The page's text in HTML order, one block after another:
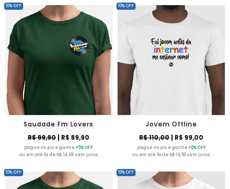
Saudade Fm Lovers
R$ 99,90| R$ 89,90
pague no pix e ganhe+5% OFF
ou em até 6x de R$ 14,98 sem juros
10% OFF
Jovem Offline
R$ 110,00| R$ 99,00
pague no pix e ganhe+5% OFF
ou em até 6x de R$ 16,50 sem juros
10% OFF
10% OFF 10% OFF